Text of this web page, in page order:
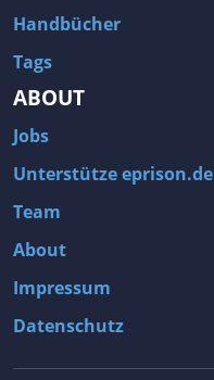
Handbücher
Tags
ABOUT
Jobs
Unterstütze eprison.de
Team
About
Impressum
Datenschutz